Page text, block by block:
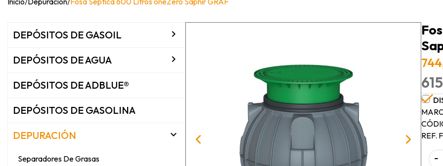
DEPÓSITOS DE GASOIL 
DEPÓSITOS DE AGUA 
DEPÓSITOS DE ADBLUE®
DEPÓSITOS DE GASOLINA
DEPURACIÓN 
Separadores De Grasas
REF.
-